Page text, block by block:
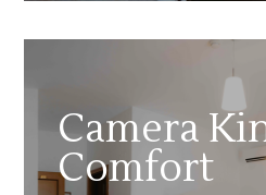
Camera
Comfort